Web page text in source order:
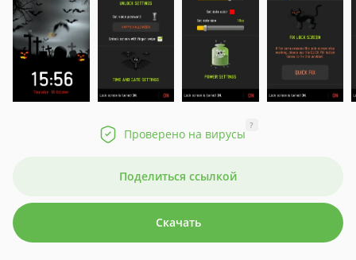
Проверено на вирусы
?
Поделиться ссылкой
Скачать